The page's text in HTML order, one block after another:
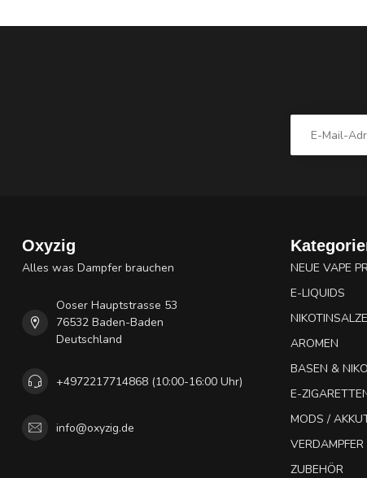
Oxyzig
Alles was Dampfer brauchen
Ooser Hauptstrasse 53
76532 Baden-Baden
Deutschland
+4972217714868 (10:00-16:00 Uhr)
info@oxyzig.de
NEUE VAPE
E-LIQUIDS
NIKOTINSALZE
AROMEN
BASEN &
E-
MODS /
VERDAMPFER
ZUBEHÖR